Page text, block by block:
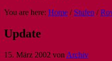
You are here: Home / Stufen /
Update
15. März 2002 von Archiv